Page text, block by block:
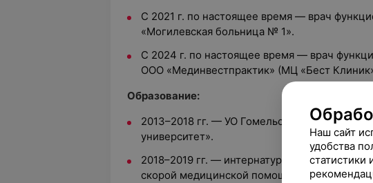
С 2021 г. по настоящее время — врач
«Могилевская больница № 1».
С 2024 г. по настоящее время — врач
ООО «Мединвестпрактик» (МЦ «Бест
Образование:
2013–2018 гг. — УО Гомельский
университет».
2018–2019 гг. — интернатура в
УЗ
скорой медицинской помощи»
по
Наш сайт
удобства
статистики